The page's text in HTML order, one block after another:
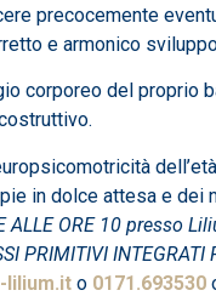
precocemente
e armonico
corporeo del
in dolce attesa e dei
ALLE ORE 10 presso
PRIMITIVI
lilium.it o 0171.693530